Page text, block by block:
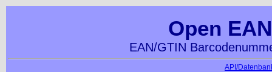
Open
EAN/GTIN
API/